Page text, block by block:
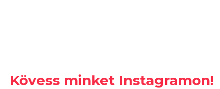
Kövess minket Instagramon!